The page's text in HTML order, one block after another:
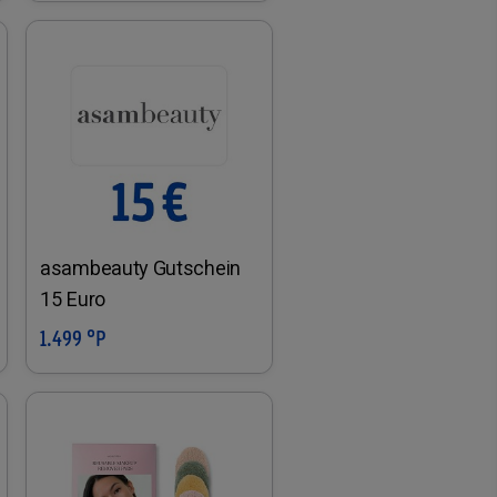
asambeauty Gutschein
15 Euro
In den Warenkorb
1.499 °P